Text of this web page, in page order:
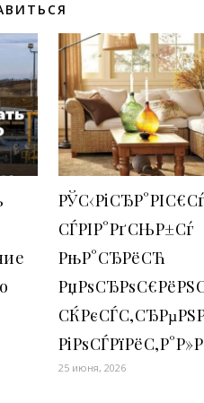
СЃРІР°РґСЊР±Сѓ
РњР°СЂРёСЋ
25 июня, 2026